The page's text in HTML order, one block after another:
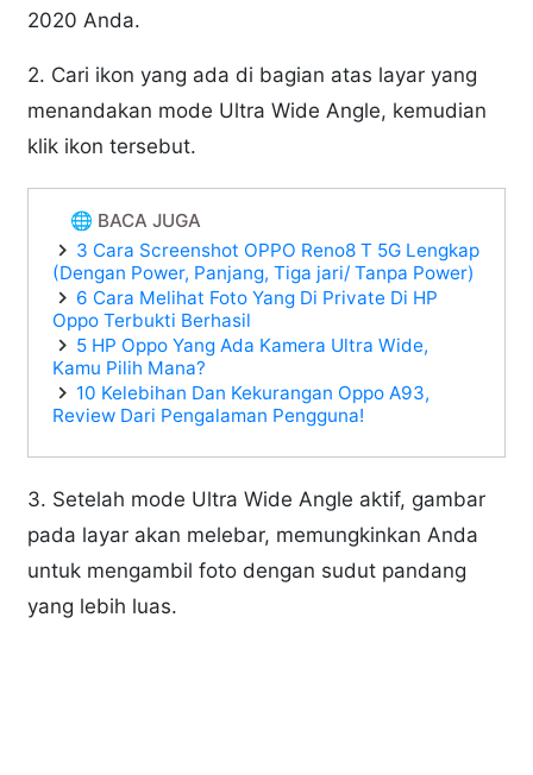
2020 Anda.
2. Cari ikon yang ada di bagian atas layar yang
menandakan mode Ultra Wide Angle, kemudian
klik ikon tersebut.
🌐 BACA JUGA
3 Cara Screenshot OPPO Reno8 T 5G Lengkap
(Dengan Power, Panjang, Tiga jari/ Tanpa Power)
6 Cara Melihat Foto Yang Di Private Di HP
Oppo Terbukti Berhasil
5 HP Oppo Yang Ada Kamera Ultra Wide,
Kamu Pilih Mana?
10 Kelebihan Dan Kekurangan Oppo A93,
Review Dari Pengalaman Pengguna!
3. Setelah mode Ultra Wide Angle aktif, gambar
pada layar akan melebar, memungkinkan Anda
untuk mengambil foto dengan sudut pandang
yang lebih luas.